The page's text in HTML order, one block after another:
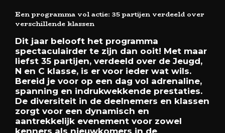
Een programma vol actie: 35 partijen verdeeld over
verschillende klassen
Dit jaar belooft het programma
spectaculairder te zijn dan ooit! Met maar
liefst 35 partijen, verdeeld over de Jeugd,
N en C klasse, is er voor ieder wat wils.
Bereid je voor op een dag vol adrenaline,
spanning en indrukwekkende prestaties.
De diversiteit in de deelnemers en klassen
zorgt voor een dynamisch en
aantrekkelijk evenement voor zowel
kenners als nieuwkomers in de